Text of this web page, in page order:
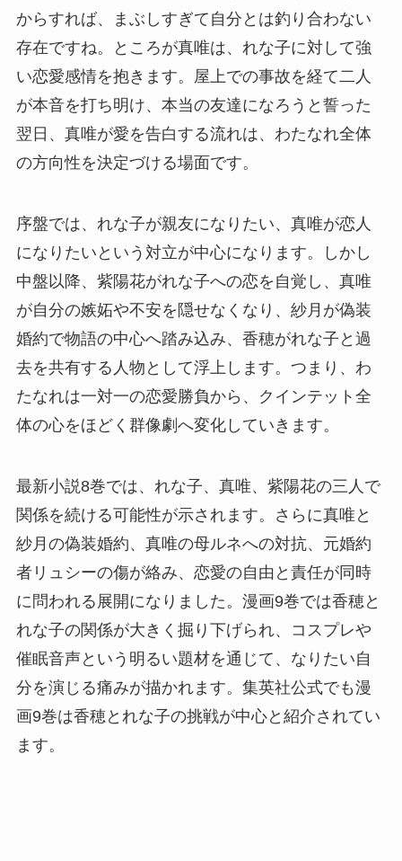
からすれば、まぶしすぎて自分とは釣り合わない
存在ですね。ところが真唯は、れな子に対して強
い恋愛感情を抱きます。屋上での事故を経て二人
が本音を打ち明け、本当の友達になろうと誓った
翌日、真唯が愛を告白する流れは、わたなれ全体
の方向性を決定づける場面です。
序盤では、れな子が親友になりたい、真唯が恋人
になりたいという対立が中心になります。しかし
中盤以降、紫陽花がれな子への恋を自覚し、真唯
が自分の嫉妬や不安を隠せなくなり、紗月が偽装
婚約で物語の中心へ踏み込み、香穂がれな子と過
去を共有する人物として浮上します。つまり、わ
たなれは一対一の恋愛勝負から、クインテット全
体の心をほどく群像劇へ変化していきます。
最新小説8巻では、れな子、真唯、紫陽花の三人で
関係を続ける可能性が示されます。さらに真唯と
紗月の偽装婚約、真唯の母ルネへの対抗、元婚約
者リュシーの傷が絡み、恋愛の自由と責任が同時
に問われる展開になりました。漫画9巻では香穂と
れな子の関係が大きく掘り下げられ、コスプレや
催眠音声という明るい題材を通じて、なりたい自
分を演じる痛みが描かれます。集英社公式でも漫
画9巻は香穂とれな子の挑戦が中心と紹介されてい
ます。